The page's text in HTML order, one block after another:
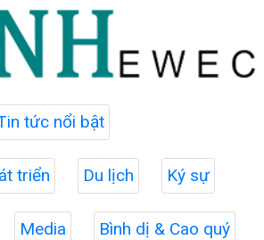
tức nổi bật
triển Du lịch Ký sự
Media Bình dị & Cao quý